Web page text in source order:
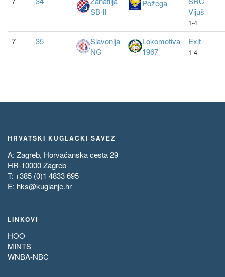
SB II
Požega
Vijuš
1-4
7 35
Slavonija
NG
Lokomotiva
1967
Exit
1-4
HRVATSKI KUGLAČKI SAVEZ
A: Zagreb, Horvaćanska cesta 29
HR-10000 Zagreb
T: +385 (0)1 4833 695
E: hks@kuglanje.hr
LINKOVI
HOO
MINTS
WNBA-NBC